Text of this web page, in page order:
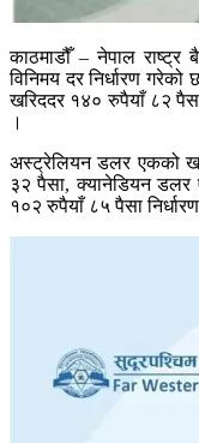
काठमाडौँ – नेपाल
विनिमय दर निर्धारण
खरिददर १४० रुपैयाँ ८२
।
अस्ट्रेलियन डलर एकको
३२ पैसा, क्यानेडियन डलर
१०२ रुपैयाँ ८५ पैसा